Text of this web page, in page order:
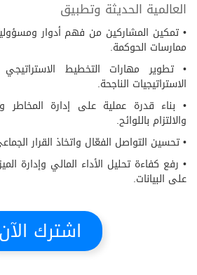
العالمية الحديثة وتطبيق
• تمكين المشاركين من فهم أدوار
ممارسات الحوكمة.
• تطوير مهارات التخطيط الاستراتيجي
الاستراتيجيات الناجحة.
• بناء قدرة عملية على إدارة المخاطر
والالتزام باللوائح.
• تحسين التواصل الفعّال واتخاذ القرار
• رفع كفاءة تحليل الأداء المالي وإدارة
على البيانات.
اشترك الآن